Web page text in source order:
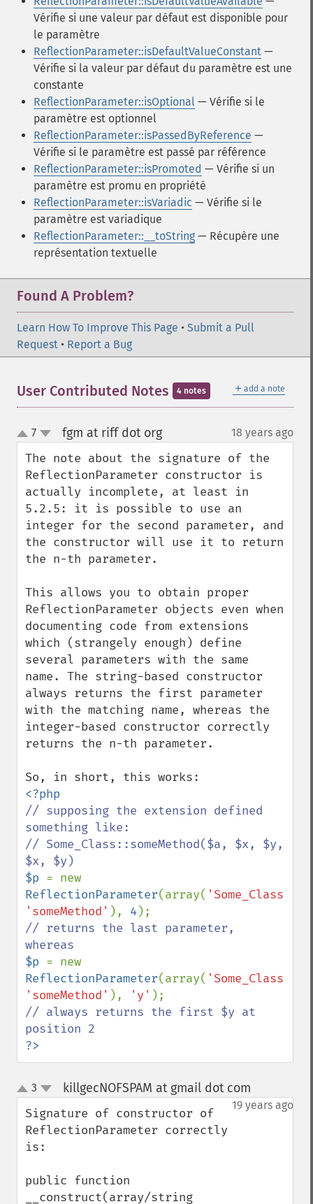
Vérifie si une valeur par défaut est disponible pour
le paramètre
ReflectionParameter::isDefaultValueConstant —
Vérifie si la valeur par défaut du paramètre est une
constante
ReflectionParameter::isOptional — Vérifie si le
paramètre est optionnel
ReflectionParameter::isPassedByReference —
Vérifie si le paramètre est passé par référence
ReflectionParameter::isPromoted — Vérifie si un
paramètre est promu en propriété
ReflectionParameter::isVariadic — Vérifie si le
paramètre est variadique
ReflectionParameter::__toString — Récupère une
représentation textuelle
Found A Problem?
Learn How To Improve This Page • Submit a Pull
Request • Report a Bug
＋ add a note
User Contributed Notes 4 notes
up
down
7 fgm at riff dot org¶ 18 years ago
The note about the signature of the
ReflectionParameter constructor is
actually incomplete, at least in
5.2.5: it is possible to use an
integer for the second parameter, and
the constructor will use it to return
the n-th parameter.
This allows you to obtain proper
ReflectionParameter objects even when
documenting code from extensions
which (strangely enough) define
several parameters with the same
name. The string-based constructor
always returns the first parameter
with the matching name, whereas the
integer-based constructor correctly
returns the n-th parameter.
// supposing the extension defined
something like:
// Some_Class::someMethod($a, $x, $y,
$p
ReflectionParameter(array( 'Some_Class'
'someMethod' ), 4
// returns the last parameter,
$p
ReflectionParameter(array( 'Some_Class'
'someMethod' ), 'y'
// always returns the first $y at
?>
up
down
3 killgecNOFSPAM at gmail dot com
19 years ago
Signature of constructor of
ReflectionParameter correctly
is:
public function
__construct(array/string